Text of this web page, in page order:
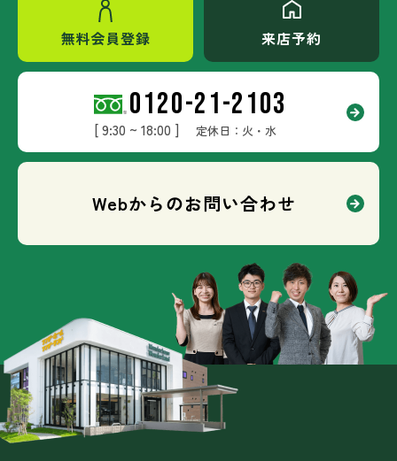
無料会員登録 来店予約
0120-21-2103
[ 9:30 ~ 18:00 ] 定休日：火・水
Webからのお問い合わせ